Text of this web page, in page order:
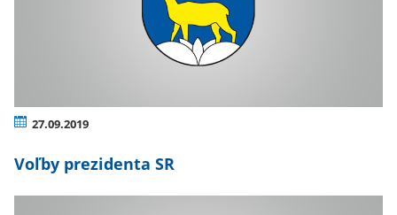
27.09.2019
Voľby prezidenta SR